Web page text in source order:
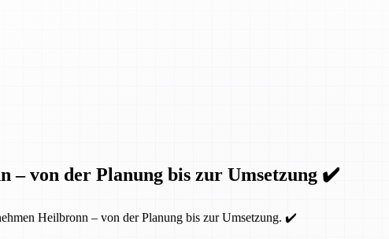
– von der Planung bis zur Umsetzung ✔️
Heilbronn – von der Planung bis zur Umsetzung. ✔️